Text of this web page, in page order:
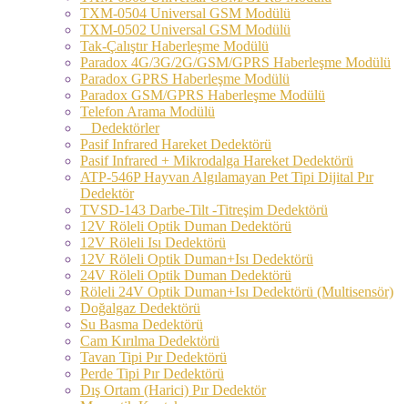
TXM-0504 Universal GSM Modülü
TXM-0502 Universal GSM Modülü
Tak-Çalıştır Haberleşme Modülü
Paradox 4G/3G/2G/GSM/GPRS Haberleşme Modülü
Paradox GPRS Haberleşme Modülü
Paradox GSM/GPRS Haberleşme Modülü
Telefon Arama Modülü
Dedektörler
Pasif Infrared Hareket Dedektörü
Pasif Infrared + Mikrodalga Hareket Dedektörü
ATP-546P Hayvan Algılamayan Pet Tipi Dijital Pır
Dedektör
TVSD-143 Darbe-Tilt -Titreşim Dedektörü
12V Röleli Optik Duman Dedektörü
12V Röleli Isı Dedektörü
12V Röleli Optik Duman+Isı Dedektörü
24V Röleli Optik Duman Dedektörü
Röleli 24V Optik Duman+Isı Dedektörü (Multisensör)
Doğalgaz Dedektörü
Su Basma Dedektörü
Cam Kırılma Dedektörü
Tavan Tipi Pır Dedektörü
Perde Tipi Pır Dedektörü
Dış Ortam (Harici) Pır Dedektör